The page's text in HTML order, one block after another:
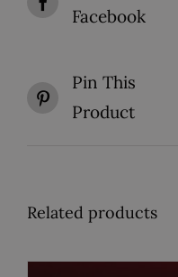
Facebook
Pin This
Product
Related products